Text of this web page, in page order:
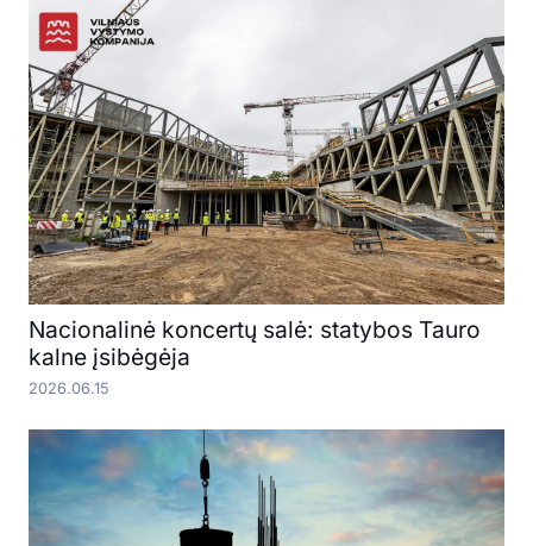
Nacionalinė koncertų salė: statybos Tauro
kalne įsibėgėja
2026.06.15